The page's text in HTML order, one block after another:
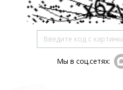
Мы в соц.сетях: